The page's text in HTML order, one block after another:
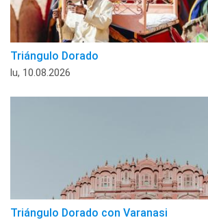
Triángulo Dorado
lu, 10.08.2026
Triángulo Dorado con Varanasi